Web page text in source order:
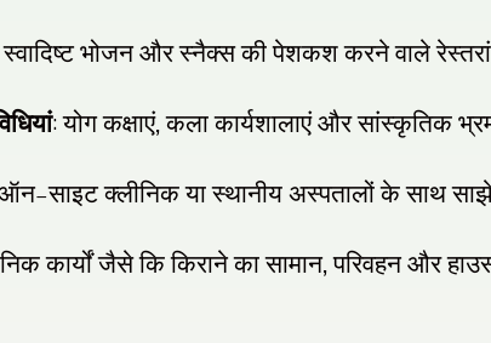
स्वादिष्ट भोजन और स्नैक्स की पेशकश करने वाले
:योग कक्षाएं,कला कार्यशालाएं और सांस्कृतिक
–साइट क्लीनिक या स्थानीय अस्पतालों के साथ
कार्यों जैसे कि किराने का सामान,परिवहन और